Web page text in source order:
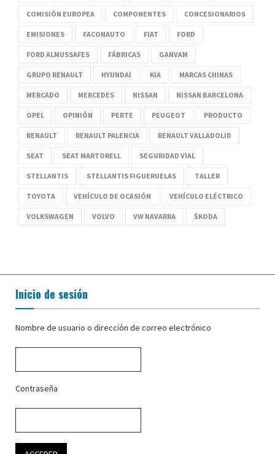
COMISIÓN EUROPEA COMPONENTES CONCESIONARIOS
EMISIONES FACONAUTO FIAT FORD
FORD ALMUSSAFES FÁBRICAS GANVAM
GRUPO RENAULT HYUNDAI KIA MARCAS CHINAS
MERCADO MERCEDES NISSAN NISSAN BARCELONA
OPEL OPINIÓN PERTE PEUGEOT PRODUCTO
RENAULT RENAULT PALENCIA RENAULT VALLADOLID
SEAT SEAT MARTORELL SEGURIDAD VIAL
STELLANTIS STELLANTIS FIGUERUELAS TALLER
TOYOTA VEHÍCULO DE OCASIÓN VEHÍCULO ELÉCTRICO
VOLKSWAGEN VOLVO VW NAVARRA ŠKODA
Inicio de sesión
Nombre de usuario o dirección de correo electrónico
Contraseña